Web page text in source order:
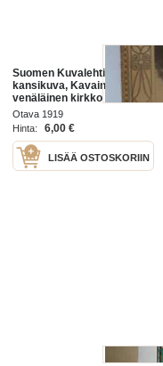
Suomen Kuvalehti 1919 nr 50,
kansikuva, Kavainnon kylän
venäläinen kirkko tulessa,
Key 70 vuotta, Stenmanin
Taidepalatsin avajaisista,
joulukirjoja, ym.
Otava 1919
Hinta:
6,00 €
LISÄÄ OSTOSKORIIN